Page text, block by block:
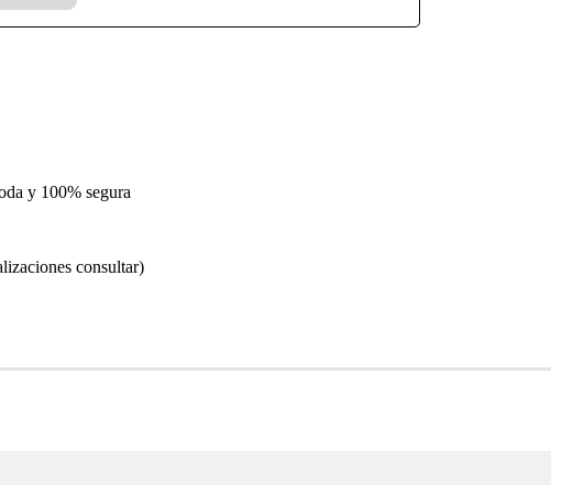
y 100% segura
consultar)